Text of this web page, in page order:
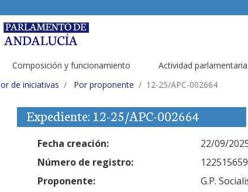
Composición y funcionamiento Actividad parlamentaria
de iniciativas Por proponente 12-25/APC-002664
Expediente: 12-25/APC-002664
Fecha creación:
22/09/
Número de registro:
122515659
Proponente:
G.P.